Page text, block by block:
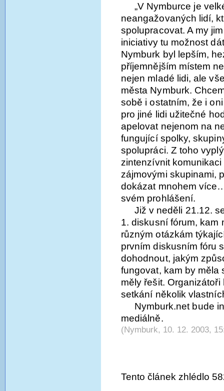
„V Nymburce je
neangažovaných lidí,
spolupracovat. A my
iniciativy tu možnost
Nymburk byl lepším,
příjemnějším místem
nejen mladé lidi, ale
města Nymburk.
sobě i ostatním, že i
pro jiné lidi užitečné
apelovat nejenom na
fungující spolky,
spolupráci. Z toho
zintenzívnit
zájmovými skupinami,
dokázat mnohem
svém prohlášení.
Již v neděli 21.12.
1. diskusní fórum, kam
různým otázkám
prvním diskusním fóru
dohodnout, jakým
fungovat, kam by měla
měly řešit.
setkání několik
Nymburk.net bude
mediálně.
(Nymburk, 10. 12. 2003,
Tento článek zhlédlo